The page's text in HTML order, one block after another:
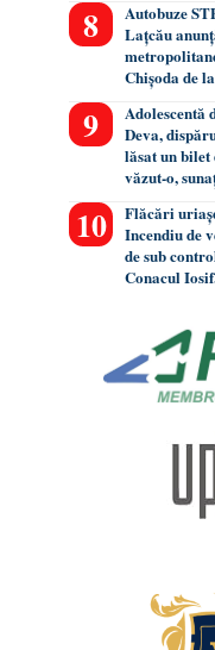
Autobuze
Lațcău
Chișoda de
Adolescentă
Deva,
lăsat un bilet
văzut-o,
Flăcări
Incendiu de
de sub
Conacul